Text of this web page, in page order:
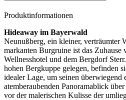
Produktinformationen
Hideaway im Bayerwald
Neunußberg, ein kleiner, verträumter
markanten Burgruine ist das Zuhause
Wellnesshotel und dem Bergdorf
hohen Bergkuppe gelegen, befinden
idealer Lage, um seinen überwiegend
atemberaubenden Panoramablick
vor der malerischen Kulisse der